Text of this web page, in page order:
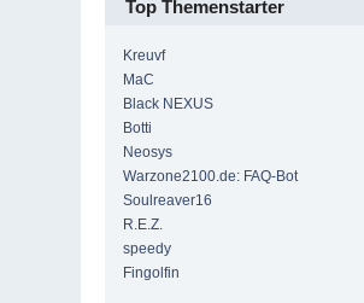
Top Themenstarter
Kreuvf
MaC
Black NEXUS
Botti
Neosys
Warzone2100.de: FAQ-Bot
Soulreaver16
R.E.Z.
speedy
Fingolfin